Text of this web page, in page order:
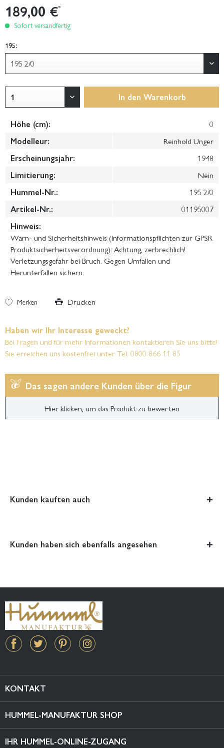
189,00 €*
Sofort versandfertig
195:
In den Warenkorb
Höhe (cm):
0
Modelleur:
Reinhold Unger
Erscheinungsjahr:
1948
Limitierung:
Nein
Hummel-Nr.:
195 2/0
Artikel-Nr.:
01195007
Hinweis:
Warn- und Sicherheitshinweis (Informationspflichten zur GPSR
Produktsicherheitsverordnung): Achtung, zerbrechlich!
Verletzungsgefahr bei Bruch. Gegen Umfallen und
Herunterfallen sichern.
Merken Drucken
Haben wir Ihr Interesse geweckt?
Bei Fragen und für mehr Informationen kontaktieren Sie uns bitte!
Sie erreichen uns kostenfrei unter Tel. 0800 866 11 85
Das sagen andere Kunden über die Figur
Hier klicken, um das Produkt zu bewerten
Kunden kauften auch
Kunden haben sich ebenfalls angesehen
KONTAKT
HUMMEL-MANUFAKTUR SHOP
IHR HUMMEL-ONLINE-ZUGANG